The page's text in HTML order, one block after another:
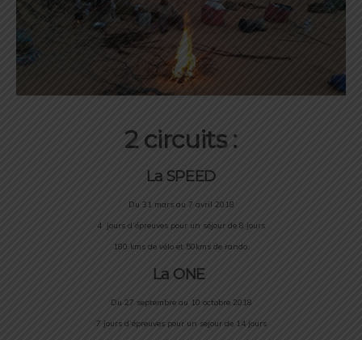
2 circuits :
La SPEED
Du 31 mars au 7 avril 2018
4 jours d’épreuves pour un séjour de 8 jours
180 kms de vélo et 50kms de rando.
La ONE
Du 27 septembre au 10 octobre 2018
7 jours d’épreuves pour un sejour de 14 jours